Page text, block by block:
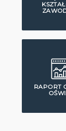
RAPORT